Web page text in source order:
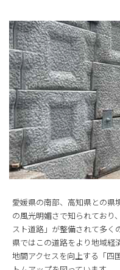
愛媛県の南部、高知県との県
の風光明媚さで知られており
スト道路」が整備されて多く
県ではこの道路をより地域経
地間アクセスを向上する「四